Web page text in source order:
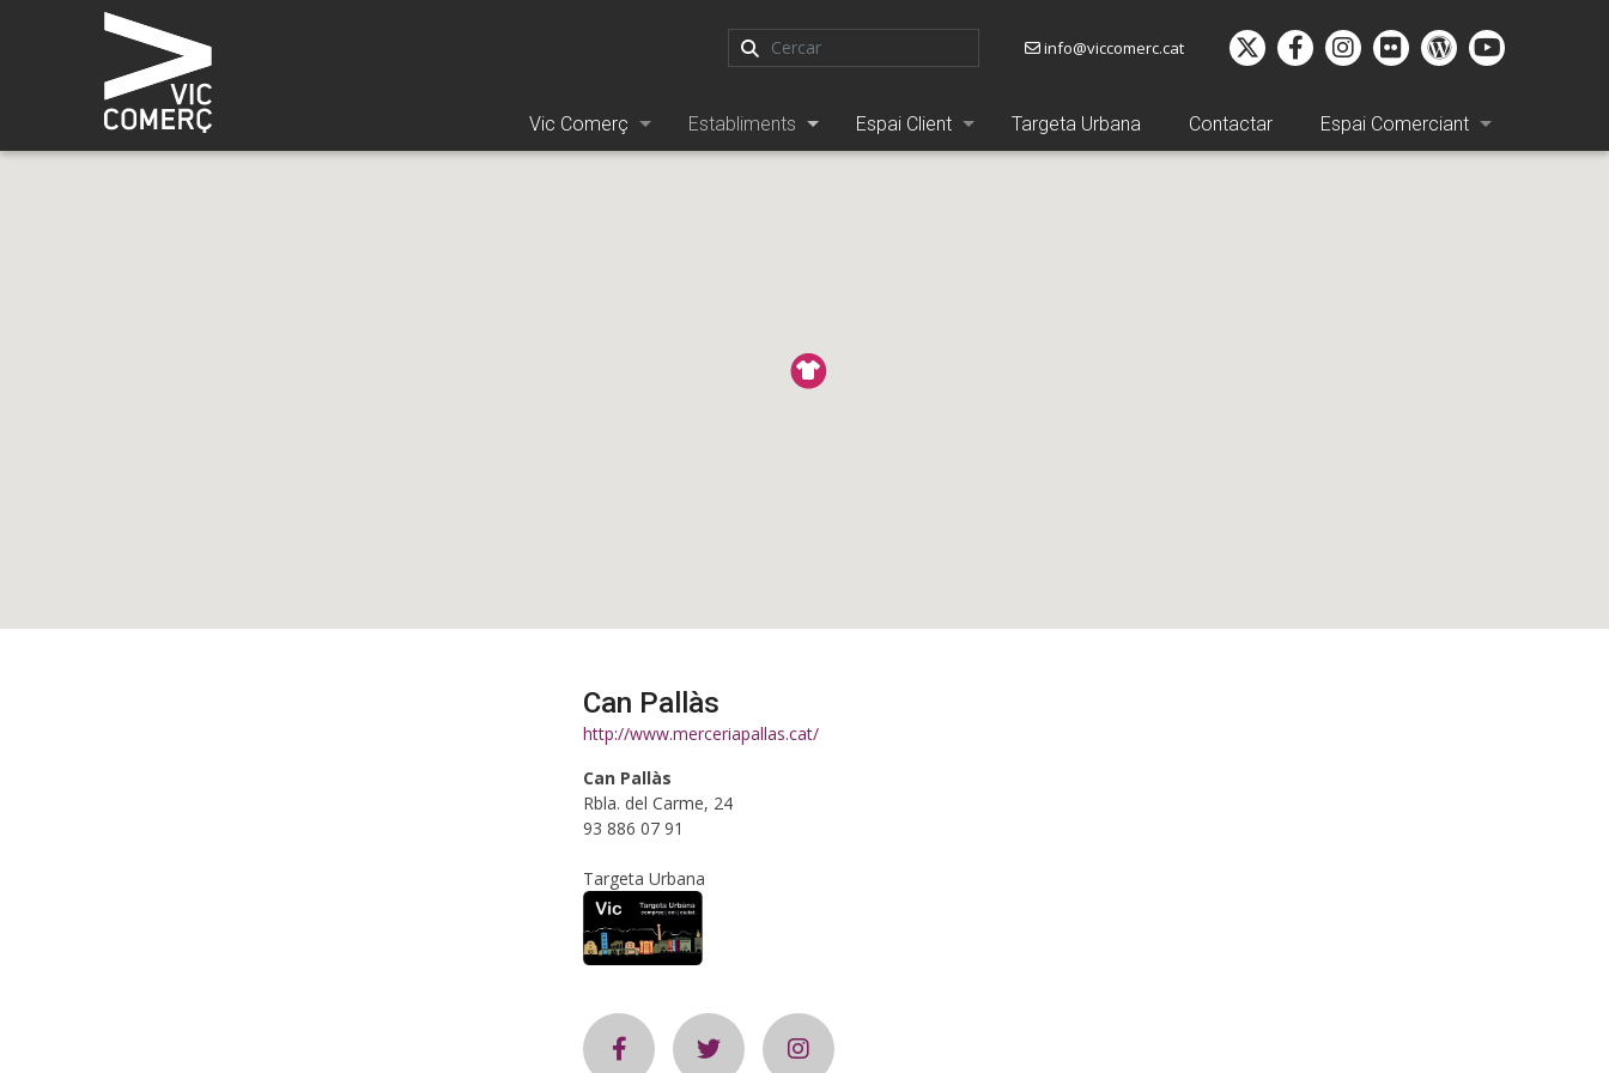
info@viccomerc.cat
Vic Comerç Establiments Espai Client Targeta Urbana Contactar Espai Comerciant

Can Pallàs
http://www.merceriapallas.cat/
Can Pallàs
Rbla. del Carme, 24
93 886 07 91
Targeta Urbana